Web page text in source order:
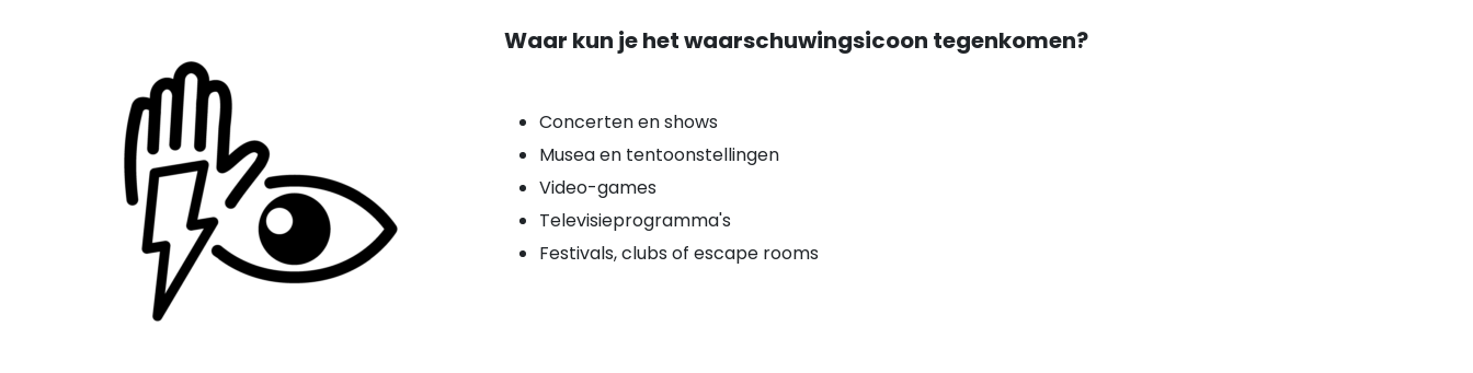
Waar kun je het waarschuwingsicoon tegenkomen?
Concerten en shows
Musea en tentoonstellingen
Video-games
Televisieprogramma's
Festivals, clubs of escape rooms